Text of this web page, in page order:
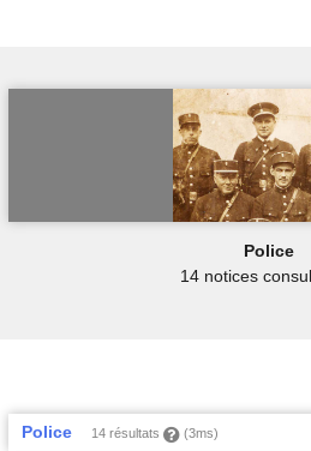
Police
14 notices
Police 14 résultats (3ms)